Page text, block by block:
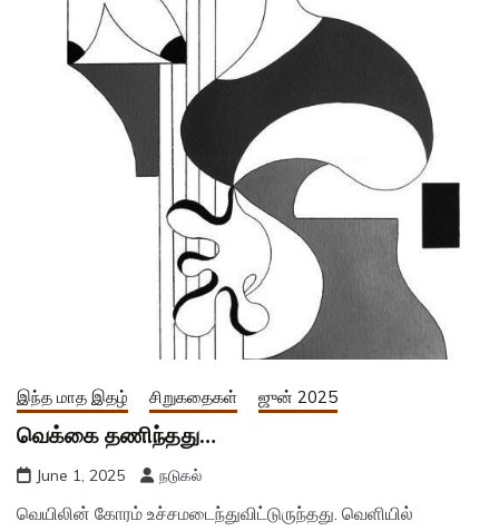
இந்த மாத இதழ் சிறுகதைகள் ஜுன் 2025
வெக்கை தணிந்தது…
June 1, 2025 நடுகல்
வெயிலின் கோரம் உச்சமடைந்துவிட்டுருந்தது. வெளியில்